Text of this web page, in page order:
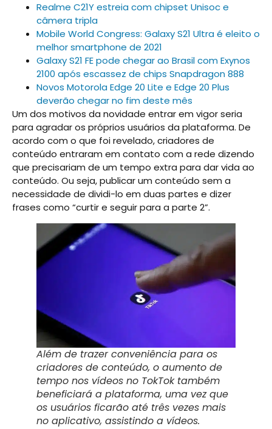
Realme C21Y estreia com chipset Unisoc e
câmera tripla
Mobile World Congress: Galaxy S21 Ultra é eleito o
melhor smartphone de 2021
Galaxy S21 FE pode chegar ao Brasil com Exynos
2100 após escassez de chips Snapdragon 888
Novos Motorola Edge 20 Lite e Edge 20 Plus
deverão chegar no fim deste mês
Um dos motivos da novidade entrar em vigor seria
para agradar os próprios usuários da plataforma. De
acordo com o que foi revelado, criadores de
conteúdo entraram em contato com a rede dizendo
que precisariam de um tempo extra para dar vida ao
conteúdo. Ou seja, publicar um conteúdo sem a
necessidade de dividi-lo em duas partes e dizer
frases como “curtir e seguir para a parte 2”.
Além de trazer conveniência para os
criadores de conteúdo, o aumento de
tempo nos vídeos no TokTok também
beneficiará a plataforma, uma vez que
os usuários ficarão até três vezes mais
no aplicativo, assistindo a vídeos.